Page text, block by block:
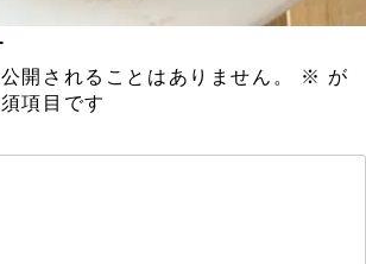
開されることはありません。 ※ が
項目です